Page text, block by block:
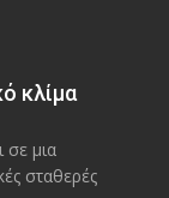
κλίμα
σε μια
σταθερές